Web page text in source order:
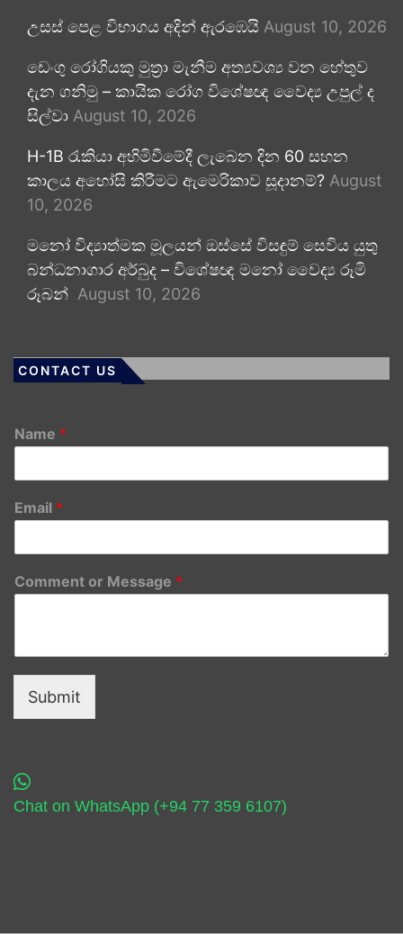
උසස් පෙළ විභාගය අදින් ඇරඹෙයි August 10, 2026
ඩෙංගු රෝගියකු ⁣මුත්‍රා මැනීම අත්‍යවශ්‍ය වන හේතුව
දැන ගනිමු – කායික රෝග විශේෂඥ වෛද්‍ය උපුල් ද
සිල්වා August 10, 2026
H-1B රැකියා අහිමිවීමේදී ලැබෙන දින 60 සහන
කාලය අහෝසි කිරීමට ඇමෙරිකාව සූදානම්? August
10, 2026
මනෝ විද්‍යාත්මක මූලයන් ඔස්සේ විසඳුම් සෙවිය යුතු
බන්ධනාගාර අර්බුද – විශේෂඥ මනෝ වෛද්‍ය රූමි
රූබන් August 10, 2026
CONTACT US
Name *
Email *
Comment or Message *
Submit
Chat on WhatsApp (+94 77 359 6107)